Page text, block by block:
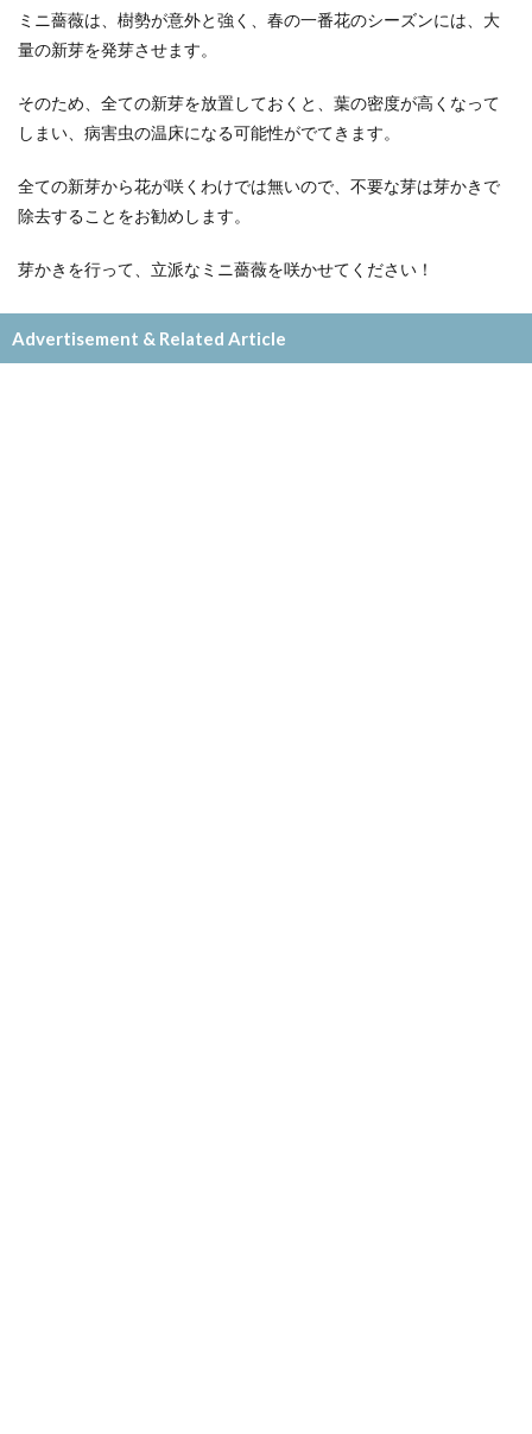
ミニ薔薇は、樹勢が意外と強く、春の一番花のシーズンには、大
量の新芽を発芽させます。
そのため、全ての新芽を放置しておくと、葉の密度が高くなって
しまい、病害虫の温床になる可能性がでてきます。
全ての新芽から花が咲くわけでは無いので、不要な芽は芽かきで
除去することをお勧めします。
芽かきを行って、立派なミニ薔薇を咲かせてください！
Advertisement & Related Article